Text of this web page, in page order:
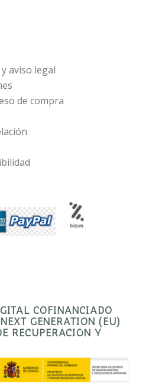
aviso legal
de compra
COFINANCIADO
GENERATION (EU)
RECUPERACIÓN Y